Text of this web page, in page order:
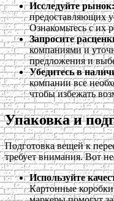
Исследуйте рынок:
предоставляющих
Ознакомьтесь с их
Запросите
компаниями и
предложения и
Убедитесь в
компании все
чтобы избежать
Упаковка и
Подготовка вещей к
требует внимания. Вот
Используйте
Картонные